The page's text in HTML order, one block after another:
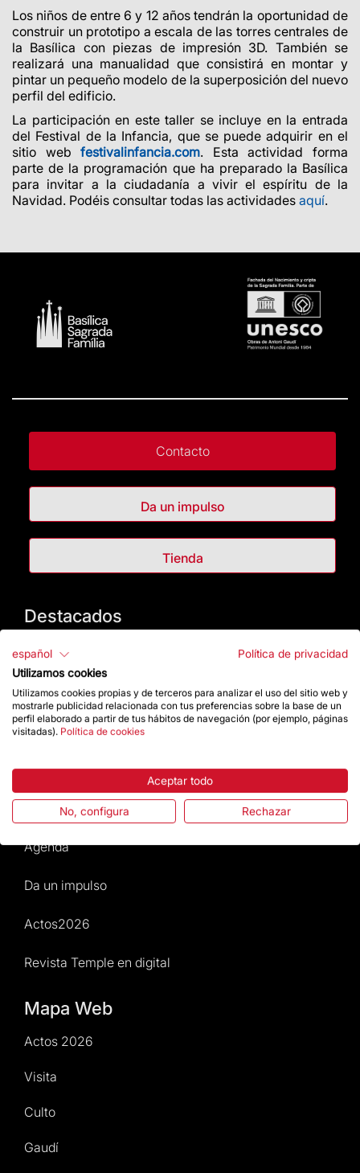
Los niños de entre 6 y 12 años tendrán la oportunidad de
construir un prototipo a escala de las torres centrales de
la Basílica con piezas de impresión 3D. También se
realizará una manualidad que consistirá en montar y
pintar un pequeño modelo de la superposición del nuevo
perfil del edificio.
La participación en este taller se incluye en la entrada
del Festival de la Infancia, que se puede adquirir en el
sitio webfestivalinfancia.com. Esta actividad forma
parte de la programación que ha preparado la Basílica
para invitar a la ciudadanía a vivir el espíritu de la
Navidad. Podéis consultar todas las actividades aquí.
Contacto
Da un impulso
Tienda
Destacados
La Fundación
Preguntas frecuentes
Atención al Visitante
Normativa y condiciones de compra
Noticias y Actualidad
Agenda
Da un impulso
Actos2026
Revista Temple en digital
Mapa Web
Actos 2026
Visita
Culto
Gaudí
español
Política de privacidad
Utilizamos cookies
Utilizamos cookies propias y de terceros para analizar el uso del sitio web y
mostrarle publicidad relacionada con tus preferencias sobre la base de un
perfil elaborado a partir de tus hábitos de navegación (por ejemplo, páginas
visitadas). Política de cookies
Aceptar todo
No, configura Rechazar